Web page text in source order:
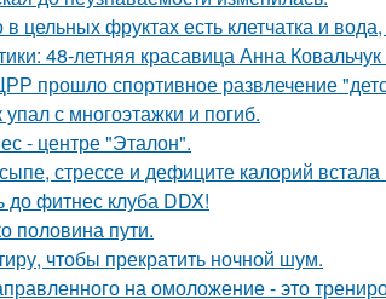
цельных фруктах есть клетчатка и
48-летняя красавица Анна
прошло спортивное развлечение
с многоэтажки и погиб.
- центре "Эталон".
стрессе и дефиците калорий встала
до фитнес клуба DDX!
половина пути.
чтобы прекратить ночной шум.
на омоложение - это